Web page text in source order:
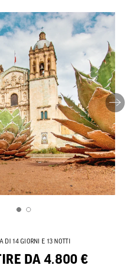
DI 14 GIORNI E 13 NOTTI
DA 4.800 €